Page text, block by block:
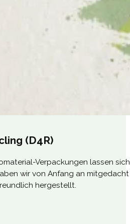
(D4R)
Verpackungen lassen
wir von Anfang an
hergestellt.